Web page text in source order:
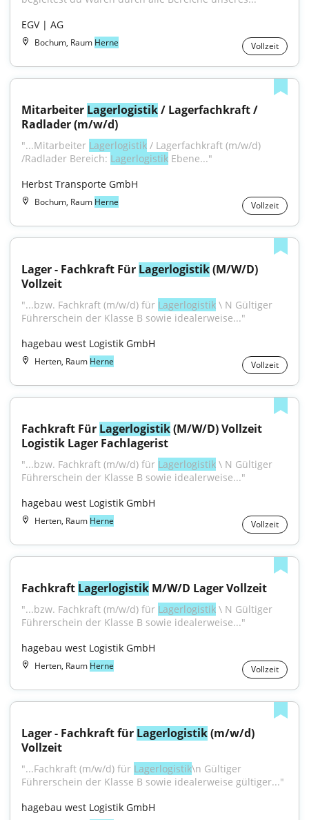
EGV | AG
Bochum, Raum Herne Vollzeit
Mitarbeiter Lagerlogistik / Lagerfachkraft /
Radlader (m/w/d)
"...Mitarbeiter Lagerlogistik / Lagerfachkraft (m/w/d)
/Radlader Bereich: Lagerlogistik Ebene..."
Herbst Transporte GmbH
Bochum, Raum Herne Vollzeit
Lager - Fachkraft Für Lagerlogistik (M/W/D)
Vollzeit
"...bzw. Fachkraft (m/w/d) für Lagerlogistik \ N Gültiger
Führerschein der Klasse B sowie idealerweise..."
hagebau west Logistik GmbH
Herten, Raum Herne Vollzeit
Fachkraft Für Lagerlogistik (M/W/D) Vollzeit
Logistik Lager Fachlagerist
"...bzw. Fachkraft (m/w/d) für Lagerlogistik \ N Gültiger
Führerschein der Klasse B sowie idealerweise..."
hagebau west Logistik GmbH
Herten, Raum Herne Vollzeit
Fachkraft Lagerlogistik M/W/D Lager Vollzeit
"...bzw. Fachkraft (m/w/d) für Lagerlogistik \ N Gültiger
Führerschein der Klasse B sowie idealerweise..."
hagebau west Logistik GmbH
Herten, Raum Herne Vollzeit
Lager - Fachkraft für Lagerlogistik (m/w/d)
Vollzeit
"...Fachkraft (m/w/d) für Lagerlogistik\n Gültiger
Führerschein der Klasse B sowie idealerweise gültiger..."
hagebau west Logistik GmbH